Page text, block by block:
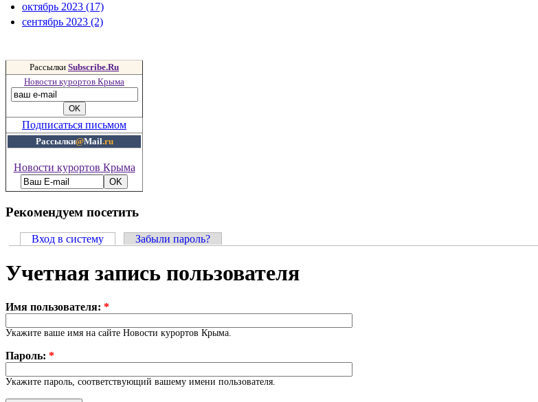
октябрь 2023 (17)
сентябрь 2023 (2)
Рассылки Subscribe.Ru
Новости курортов Крыма
Подписаться письмом
Рассылки@Mail.ru
Новости курортов Крыма
Рекомендуем посетить
Вход в систему Забыли пароль?
Учетная запись пользователя
Имя пользователя: *
Укажите ваше имя на сайте Новости курортов Крыма.
Пароль: *
Укажите пароль, соответствующий вашему имени пользователя.